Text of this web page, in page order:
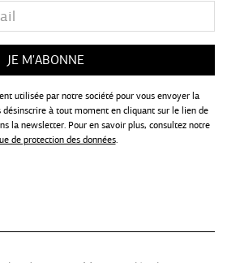
utilisée par notre société pour vous envoyer la
désinscrire à tout moment en cliquant sur le lien de
la newsletter. Pour en savoir plus, consultez notre
de protection des données.